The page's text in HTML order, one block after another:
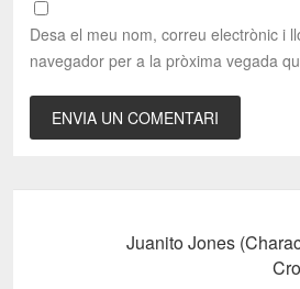
Desa el meu nom, correu electrònic i
navegador per a la pròxima vegada
Juanito Jones